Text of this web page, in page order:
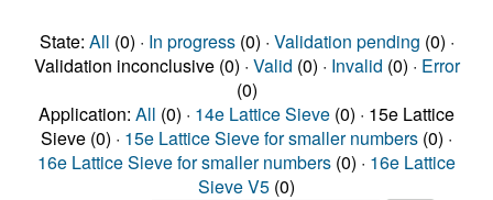
State: All (0) · In progress(0) · Validation pending (0) ·
Validation inconclusive (0) · Valid (0) · Invalid (0) · Error
(0)
Application: All (0) · 14e Lattice Sieve (0) · 15e Lattice
Sieve (0) · 15e Lattice Sieve for smaller numbers (0) ·
16e Lattice Sieve for smaller numbers (0) · 16e Lattice
Sieve V5 (0)